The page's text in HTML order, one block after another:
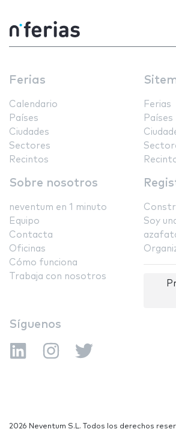
Ferias
Calendario
Países
Ciudades
Sectores
Recintos
Ferias
Países
Sobre nosotros
neventum en 1 minuto
Equipo
Contacta
Oficinas
Cómo funciona
Trabaja con nosotros
Soy
Síguenos
2026 Neventum S.L. Todos los derechos